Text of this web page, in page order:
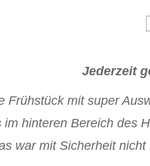
Jederzeit
Frühstück mit super
im hinteren Bereich des
war mit Sicherheit nicht